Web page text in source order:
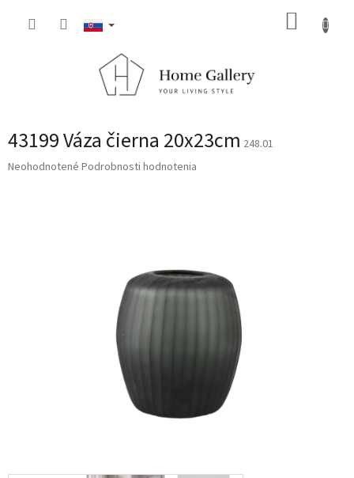
43199 Váza čierna 20x23cm 248.01
Priemerné
Neohodnotené Podrobnosti hodnotenia